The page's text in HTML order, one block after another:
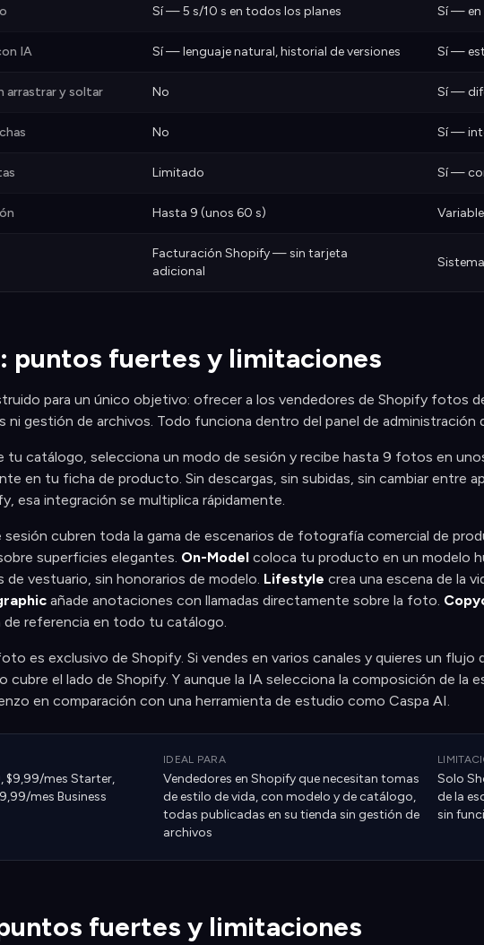
Sí — 5 s/10 s en todos los planes Sí — en
IA Sí — lenguaje natural, historial de versiones Sí —
arrastrar y soltar No Sí —
No Sí —
Limitado Sí —
Hasta 9 (unos 60 s)
Facturación Shopify — sin tarjeta
adicional
puntos fuertes y limitaciones
para un único objetivo: ofrecer a los vendedores de Shopify fotos
gestión de archivos. Todo funciona dentro del panel de administración
tu catálogo, selecciona un modo de sesión y recibe hasta 9 fotos en
en tu ficha de producto. Sin descargas, sin subidas, sin cambiar entre
esa integración se multiplica rápidamente.
cubren toda la gama de escenarios de fotografía comercial de
superficies elegantes. On-Model coloca tu producto en un modelo
de vestuario, sin honorarios de modelo. Lifestyle crea una escena de la
añade anotaciones con llamadas directamente sobre la foto.
de referencia en todo tu catálogo.
es exclusivo de Shopify. Si vendes en varios canales y quieres un
el lado de Shopify. Y aunque la IA selecciona la composición de la
en comparación con una herramienta de estudio como Caspa AI.
$9,99/mes Starter,
mes Business
IDEAL PARA
Vendedores en Shopify que necesitan tomas
de estilo de vida, con modelo y de catálogo,
todas publicadas en su tienda sin gestión de
archivos
Solo
de la
sin
fuertes y limitaciones